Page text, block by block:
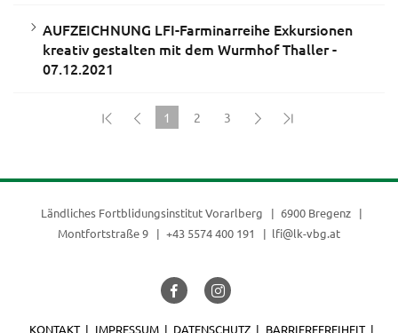
AUFZEICHNUNG LFI-Farminarreihe Exkursionen
kreativ gestalten mit dem Wurmhof Thaller -
07.12.2021
1
2 3
Ländliches Fortblidungsinstitut Vorarlberg
6900 Bregenz
Montfortstraße 9
+43 5574 400 191 lfi@lk-vbg.at
KONTAKT IMPRESSUM DATENSCHUTZ
BARRIEREFREIHEIT